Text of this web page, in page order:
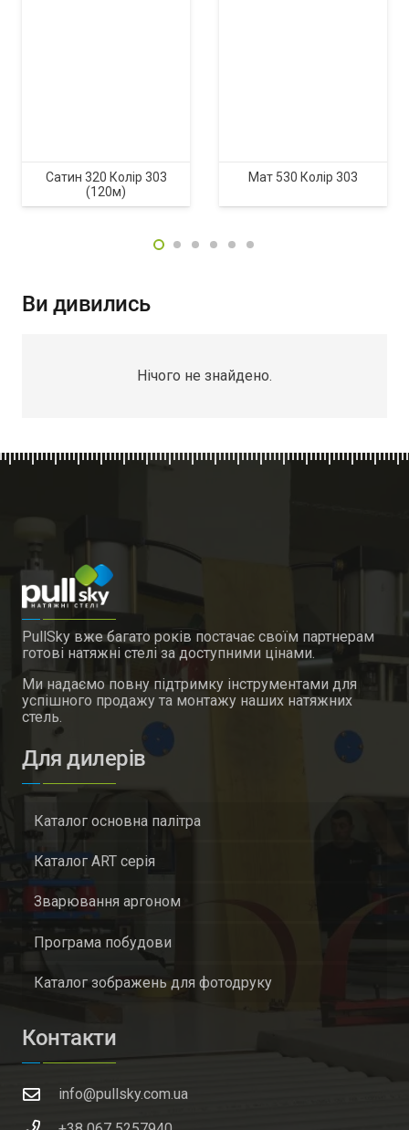
Сатин 320 Колір 303
(120м)
Мат 530 Колір 303
Ви дивились
Нічого не знайдено.
PullSky вже багато років постачає своїм партнерам
готові натяжні стелі за доступними цінами.
Ми надаємо повну підтримку інструментами для
успішного продажу та монтажу наших натяжних
стель.
Для дилерів
Каталог основна палітра
Каталог ART серія
Зварювання аргоном
Програма побудови
Каталог зображень для фотодруку
Контакти
info@pullsky.com.ua